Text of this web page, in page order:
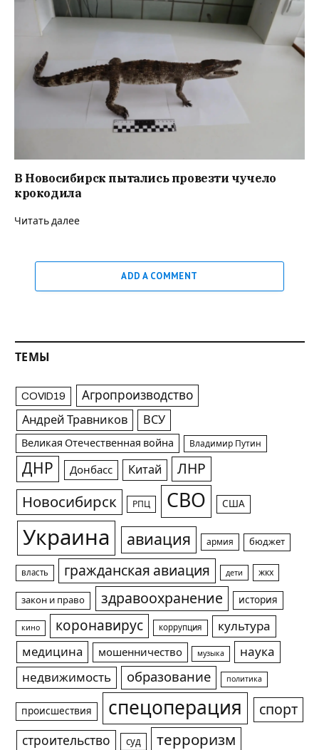
В Новосибирск пытались провезти чучело
крокодила
Читать далее
ADD A COMMENT
ТЕМЫ
COVID19 Агропроизводство
Андрей Травников ВСУ
Великая Отечественная война Владимир Путин
ДНР Донбасс Китай ЛНР
Новосибирск РПЦ СВО США
Украина авиация армия бюджет
власть гражданская авиация дети жкх
закон и право здравоохранение история
кино коронавирус коррупция
культура
медицина
мошенничество музыка
наука
недвижимость
образование политика
происшествия спецоперация спорт
строительство суд терроризм